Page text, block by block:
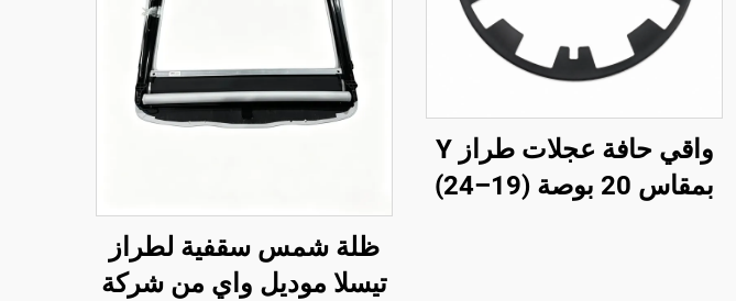
واقي حافة عجلات طراز Y
بمقاس 20 بوصة (19–24)
ظلة شمس سقفية لطراز
تيسلا موديل واي من شركة